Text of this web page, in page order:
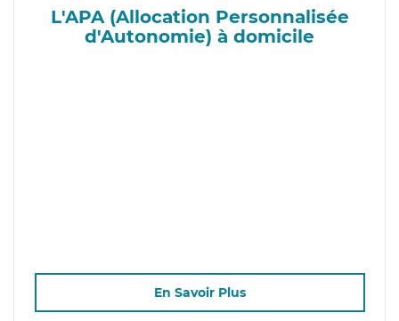
L'APA (Allocation Personnalisée
d'Autonomie) à domicile
En Savoir Plus